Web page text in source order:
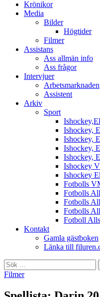
Krönikor
Media
Bilder
Högtider
Filmer
Assistans
Ass allmän info
Ass frågor
Intervjuer
Arbetsmarknaden
Assistent
Arkiv
Sport
Ishockey,
Ishockey,
Ishockey,
Ishockey,
Ishockey
Ishockey
Fotbolls
Fotbolls
Fotbolls
Fotbolls
Fotboll
Kontakt
Gamla gästboken
Länka till
Sök
efter:
Filmer